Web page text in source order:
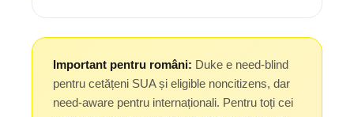
Important pentru români: Duke e need-blind
pentru cetățeni SUA și eligible noncitizens, dar
need-aware pentru internaționali. Pentru toți cei